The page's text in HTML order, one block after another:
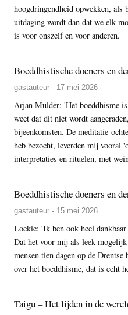
hoogdringendheid opwekken, als
uitdaging wordt dan dat we elk
is voor onszelf en voor anderen.
Boeddhistische doeners en
gastauteur - 17 mei 2026
Arjan Mulder: 'Het boeddhisme
weet dat dit niet wordt
bijeenkomsten. De meditatie-
heb bezocht, leverden mij vooral
interpretaties en rituelen, met
Boeddhistische doeners en
gastauteur - 15 mei 2026
Loekie: 'Ik ben ook heel
Dat het voor mij als leek
mensen tien dagen op de
over het boeddhisme, dat is echt
Taigu – Het lijden in de